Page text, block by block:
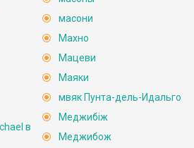
в
масони
Махно
Мацеви
Маяки
мвяк Пунта-дель-Идальго
Меджибіж
Меджибож